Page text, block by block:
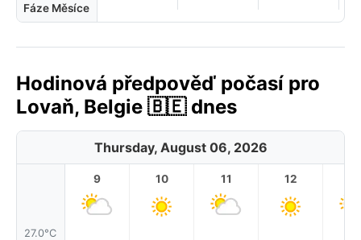
Fáze Měsíce
Hodinová předpověď počasí pro
Lovaň, Belgie 🇧🇪 dnes
Thursday, August 06, 2026
27.0°C
9 10 11 12